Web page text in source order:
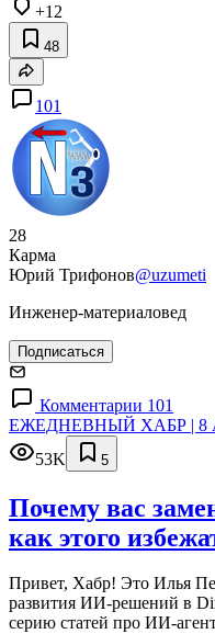
+12
48
101
28
Карма
Юрий Трифонов@uzumeti
Инженер-материаловед
Подписаться
Комментарии 101
ЕЖЕДНЕВНЫЙ ХАБР | 8
53K
5
Почему вас
как этого
Привет, Хабр! Это Илья
развития ИИ-решений в
серию статей про ИИ-